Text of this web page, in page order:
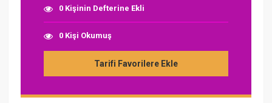
0 Kişinin Defterine Ekli
0 Kişi Okumuş
Tarifi Favorilere Ekle